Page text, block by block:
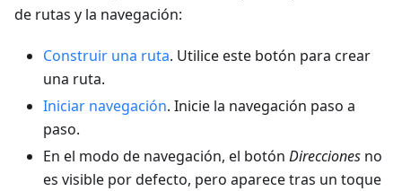
de rutas y la navegación:
Construir una ruta. Utilice este botón para crear
una ruta.
Iniciar navegación. Inicie la navegación paso a
paso.
En el modo de navegación, el botón Direcciones no
es visible por defecto, pero aparece tras un toque